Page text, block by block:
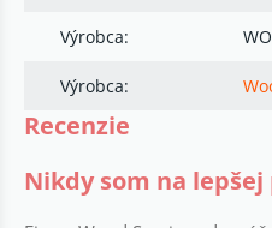
Výrobca:
Výrobca:
Recenzie
Nikdy som na